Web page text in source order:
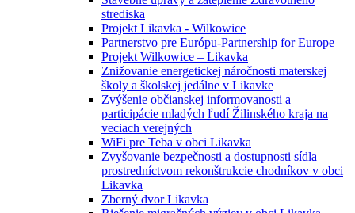
strediska
Projekt Likavka - Wilkowice
Partnerstvo pre Európu-Partnership for Europe
Projekt Wilkowice – Likavka
Znižovanie energetickej náročnosti materskej
školy a školskej jedálne v Likavke
Zvýšenie občianskej informovanosti a
participácie mladých ľudí Žilinského kraja na
veciach verejných
WiFi pre Teba v obci Likavka
Zvyšovanie bezpečnosti a dostupnosti sídla
prostredníctvom rekonštrukcie chodníkov v obci
Likavka
Zberný dvor Likavka